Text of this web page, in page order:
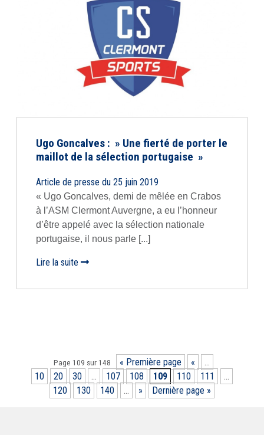
Ugo Goncalves : » Une fierté de porter le
maillot de la sélection portugaise »
Article de presse du 25 juin 2019
« Ugo Goncalves, demi de mêlée en Crabos
à l’ASM Clermont Auvergne, a eu l’honneur
d’être appelé avec la sélection nationale
portugaise, il nous parle [...]
Lire la suite
Page 109 sur 148 « Première page «
…
10
20 30 … 107 108 109 110 111
…
120
130 140 … » Dernière page »